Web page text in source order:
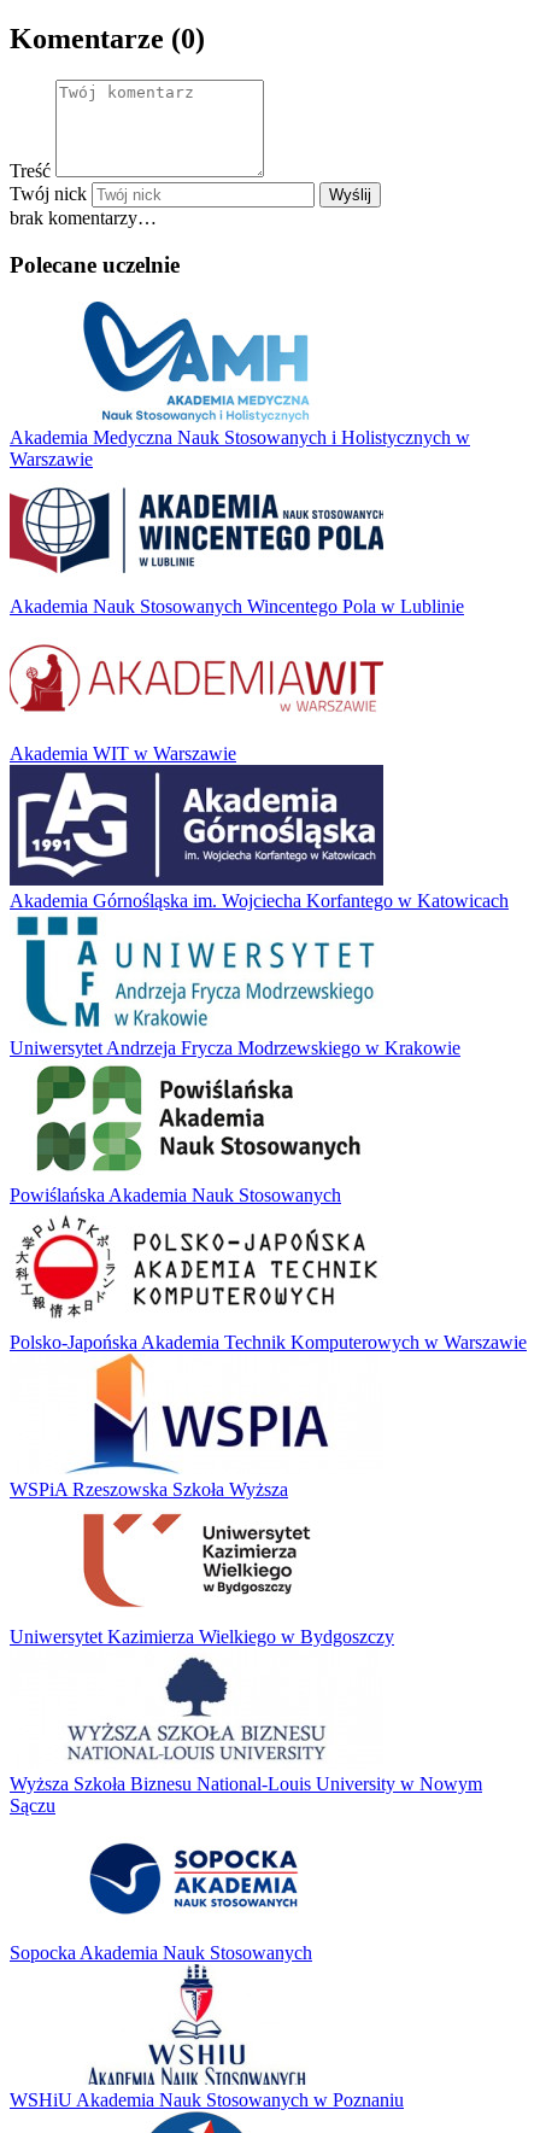
Komentarze (0)
Treść
Twój nick
Wyślij
brak komentarzy…
Polecane uczelnie
Akademia Medyczna Nauk Stosowanych i Holistycznych w
Warszawie
Akademia Nauk Stosowanych Wincentego Pola w Lublinie
Akademia WIT w Warszawie
Akademia Górnośląska im. Wojciecha Korfantego w Katowicach
Uniwersytet Andrzeja Frycza Modrzewskiego w Krakowie
Powiślańska Akademia Nauk Stosowanych
Polsko-Japońska Akademia Technik Komputerowych w Warszawie
WSPiA Rzeszowska Szkoła Wyższa
Uniwersytet Kazimierza Wielkiego w Bydgoszczy
Wyższa Szkoła Biznesu National-Louis University w Nowym
Sączu
Sopocka Akademia Nauk Stosowanych
WSHiU Akademia Nauk Stosowanych w Poznaniu